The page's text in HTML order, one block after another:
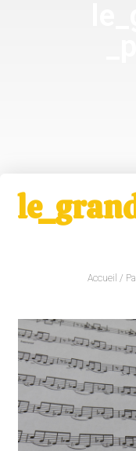
Accueil /